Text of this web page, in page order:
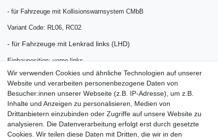
- für Fahrzeuge mit Kollisionswarnsystem CMbB
Variant Code: RL06, RC02
- für Fahrzeuge mit Lenkrad links (LHD)
Einbauposition: vorne links
Lieferung wie abgebildet
für:
Volvo XC70 II 136/P24 Bj. 2008 - 2016 ( ab Chassisnummer
Wir verwenden Cookies und ähnliche Technologien auf unserer
Website und verarbeiten personenbezogene Daten von
Besucher:innen unserer Webseite (z.B. IP-Adresse), um z.B.
Inhalte und Anzeigen zu personalisieren, Medien von
Drittanbietern einzubinden oder Zugriffe auf unsere Website zu
analysieren. Die Datenverarbeitung erfolgt erst durch gesetzte
Cookies. Wir teilen diese Daten mit Dritten, die wir in den